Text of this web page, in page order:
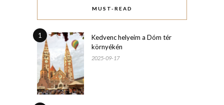
MUST-READ
1
Kedvenc helyeim a Dóm tér
környékén
2025-09-17